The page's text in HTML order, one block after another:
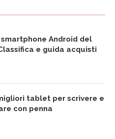
Android del
e guida acquisti
tablet per scrivere e
con penna